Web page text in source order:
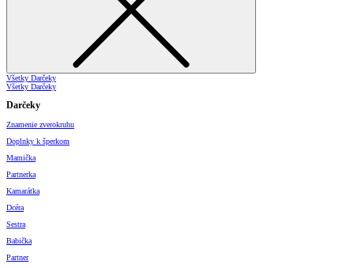
Všetky Darčeky
Všetky Darčeky
Darčeky
Znamenie zverokruhu
Doplnky k šperkom
Mamička
Partnerka
Kamarátka
Dcéra
Sestra
Babička
Partner